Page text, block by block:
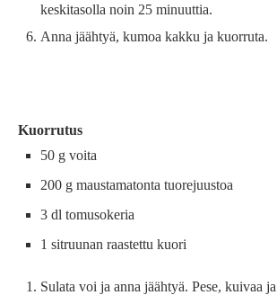
keskitasolla noin 25 minuuttia.
Anna jäähtyä, kumoa kakku ja kuorruta.
Kuorrutus
50 g voita
200 g maustamatonta tuorejuustoa
3 dl tomusokeria
1 sitruunan raastettu kuori
Sulata voi ja anna jäähtyä. Pese, kuivaa